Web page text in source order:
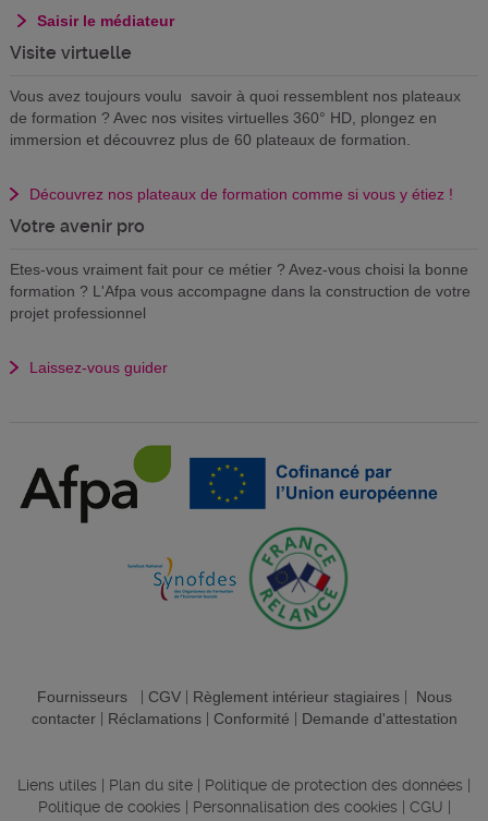
Saisir le médiateur
Visite virtuelle
Vous avez toujours voulu savoir à quoi ressemblent nos plateaux
de formation ? Avec nos visites virtuelles 360° HD, plongez en
immersion et découvrez plus de 60 plateaux de formation.
Découvrez nos plateaux de formation comme si vous y étiez !
Votre avenir pro
Etes-vous vraiment fait pour ce métier ? Avez-vous choisi la bonne
formation ? L'Afpa vous accompagne dans la construction de votre
projet professionnel
Laissez-vous guider
Fournisseurs| CGV| Règlement intérieur stagiaires| Nous
contacter| Réclamations| Conformité Demande d'attestation
Liens utiles Plan du site Politique de protection des données
Politique de cookies
Personnalisation des cookies CGU